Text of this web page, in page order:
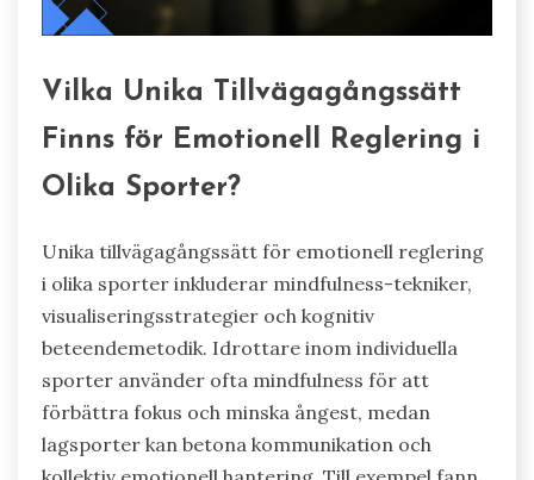
Vilka Unika Tillvägagångssätt
Finns för Emotionell Reglering i
Olika Sporter?
Unika tillvägagångssätt för emotionell reglering
i olika sporter inkluderar mindfulness-tekniker,
visualiseringsstrategier och kognitiv
beteendemetodik. Idrottare inom individuella
sporter använder ofta mindfulness för att
förbättra fokus och minska ångest, medan
lagsporter kan betona kommunikation och